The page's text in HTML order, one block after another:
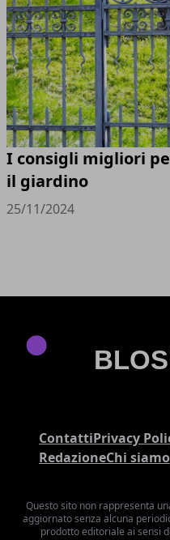
I consigli migliori
il giardino
25/11/2024
ContattiPrivacy
RedazioneChi siamo
Questo sito non rappresenta
aggiornato senza alcuna
prodotto editoriale ai sensi